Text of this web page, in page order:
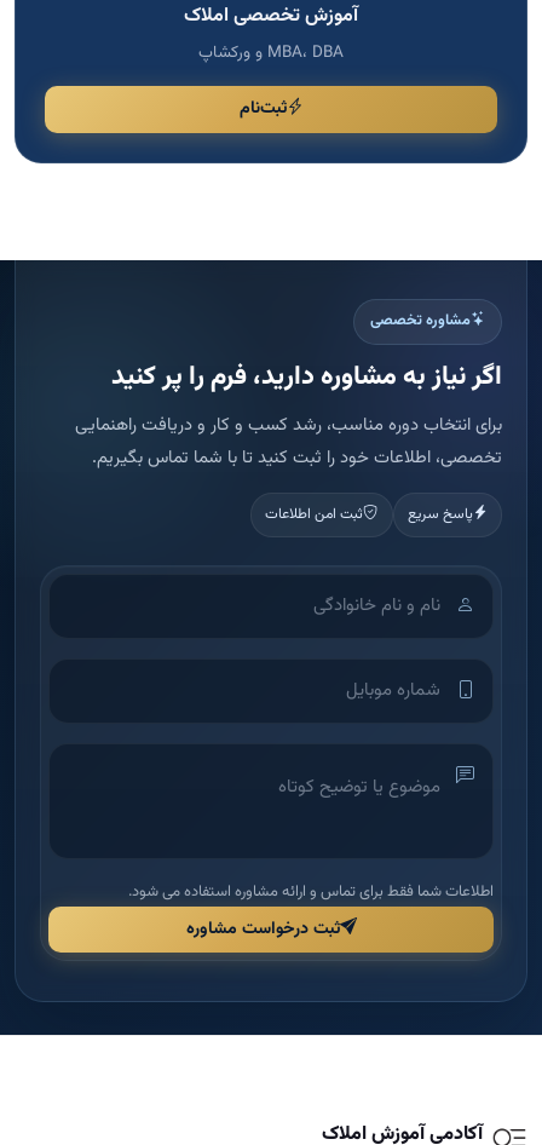
آموزش تخصصی املاک
MBA، DBA و ورکشاپ
ثبت‌نام
مشاوره تخصصی
اگر نیاز به مشاوره دارید، فرم را پر کنید
برای انتخاب دوره مناسب، رشد کسب و کار و دریافت راهنمایی
تخصصی، اطلاعات خود را ثبت کنید تا با شما تماس بگیریم.
پاسخ سریع ثبت امن اطلاعات
اطلاعات شما فقط برای تماس و ارائه مشاوره استفاده می شود.
ثبت درخواست مشاوره
آکادمی آموزش املاک